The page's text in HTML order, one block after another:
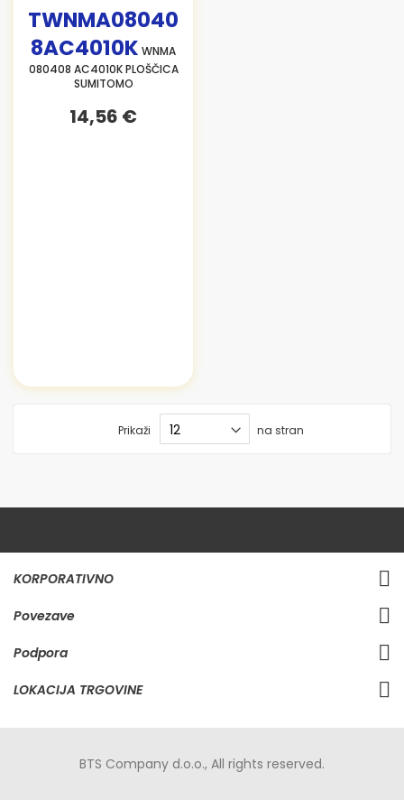
TWNMA08040
8AC4010K WNMA
080408 AC4010K PLOŠČICA
SUMITOMO
14,56 €
Prikaži na stran
KORPORATIVNO
Povezave
Podpora
LOKACIJA TRGOVINE
BTS Company d.o.o., All rights reserved.